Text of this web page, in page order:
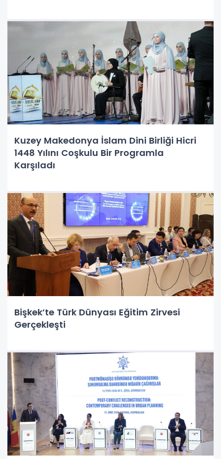
Kuzey Makedonya İslam Dini Birliği Hicri
1448 Yılını Coşkulu Bir Programla
Karşıladı
Bişkek’te Türk Dünyası Eğitim Zirvesi
Gerçekleşti